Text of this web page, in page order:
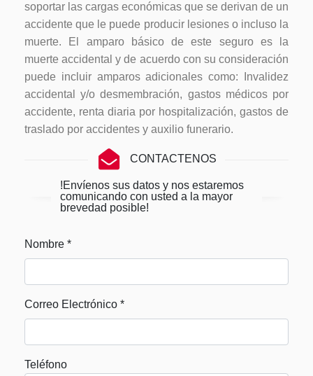
soportar las cargas económicas que se derivan de un
accidente que le puede producir lesiones o incluso la
muerte. El amparo básico de este seguro es la
muerte accidental y de acuerdo con su consideración
puede incluir amparos adicionales como: Invalidez
accidental y/o desmembración, gastos médicos por
accidente, renta diaria por hospitalización, gastos de
traslado por accidentes y auxilio funerario.
CONTACTENOS
!Envíenos sus datos y nos estaremos
comunicando con usted a la mayor
brevedad posible!
Nombre *
Correo Electrónico *
Teléfono